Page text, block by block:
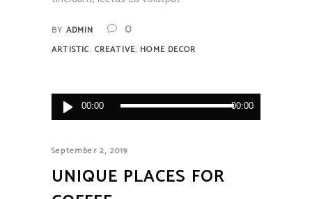
BY ADMIN 0
ARTISTIC, CREATIVE, HOME DECOR
Audio
Player
00:00 00:00
September 2, 2019
UNIQUE PLACES FOR